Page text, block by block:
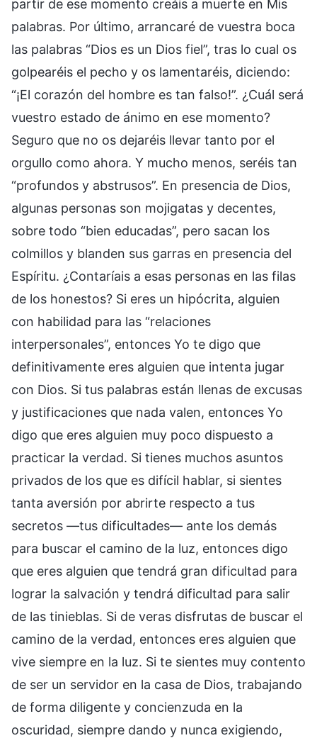
partir de ese momento creáis a muerte en Mis
palabras. Por último, arrancaré de vuestra boca
las palabras “Dios es un Dios fiel”, tras lo cual os
golpearéis el pecho y os lamentaréis, diciendo:
“¡El corazón del hombre es tan falso!”. ¿Cuál será
vuestro estado de ánimo en ese momento?
Seguro que no os dejaréis llevar tanto por el
orgullo como ahora. Y mucho menos, seréis tan
“profundos y abstrusos”. En presencia de Dios,
algunas personas son mojigatas y decentes,
sobre todo “bien educadas”, pero sacan los
colmillos y blanden sus garras en presencia del
Espíritu. ¿Contaríais a esas personas en las filas
de los honestos? Si eres un hipócrita, alguien
con habilidad para las “relaciones
interpersonales”, entonces Yo te digo que
definitivamente eres alguien que intenta jugar
con Dios. Si tus palabras están llenas de excusas
y justificaciones que nada valen, entonces Yo
digo que eres alguien muy poco dispuesto a
practicar la verdad. Si tienes muchos asuntos
privados de los que es difícil hablar, si sientes
tanta aversión por abrirte respecto a tus
secretos —tus dificultades— ante los demás
para buscar el camino de la luz, entonces digo
que eres alguien que tendrá gran dificultad para
lograr la salvación y tendrá dificultad para salir
de las tinieblas. Si de veras disfrutas de buscar el
camino de la verdad, entonces eres alguien que
vive siempre en la luz. Si te sientes muy contento
de ser un servidor en la casa de Dios, trabajando
de forma diligente y concienzuda en la
oscuridad, siempre dando y nunca exigiendo,